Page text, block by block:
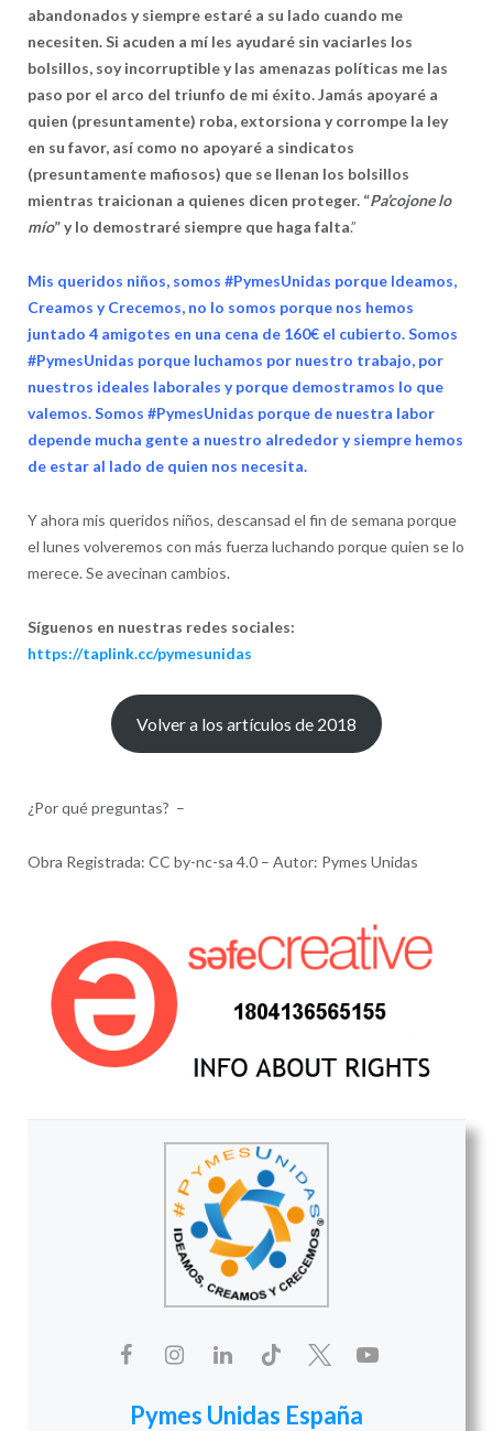
abandonados y siempre estaré a su lado cuando me
necesiten. Si acuden a mí les ayudaré sin vaciarles los
bolsillos, soy incorruptible y las amenazas políticas me las
paso por el arco del triunfo de mi éxito. Jamás apoyaré a
quien (presuntamente) roba, extorsiona y corrompe la ley
en su favor, así como no apoyaré a sindicatos
(presuntamente mafiosos) que se llenan los bolsillos
mientras traicionan a quienes dicen proteger. “Pa’cojone lo
mío” y lo demostraré siempre que haga falta.”
Mis queridos niños, somos #PymesUnidas porque Ideamos,
Creamos y Crecemos, no lo somos porque nos hemos
juntado 4 amigotes en una cena de 160€ el cubierto. Somos
#PymesUnidas porque luchamos por nuestro trabajo, por
nuestros ideales laborales y porque demostramos lo que
valemos. Somos #PymesUnidas porque de nuestra labor
depende mucha gente a nuestro alrededor y siempre hemos
de estar al lado de quien nos necesita.
Y ahora mis queridos niños, descansad el fin de semana porque
el lunes volveremos con más fuerza luchando porque quien se lo
merece. Se avecinan cambios.
Síguenos en nuestras redes sociales:
https://taplink.cc/pymesunidas
Volver a los artículos de 2018
¿Por qué preguntas? –
Obra Registrada: CC by-nc-sa 4.0 – Autor: Pymes Unidas
Pymes Unidas España